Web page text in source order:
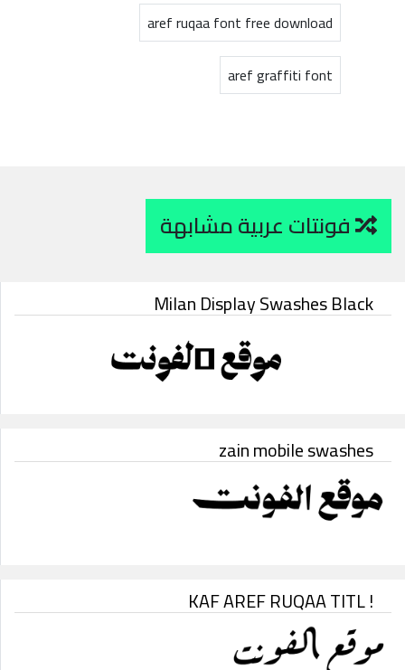
aref ruqaa font free download
aref graffiti font
Milan Display Swashes Black
zain mobile swashes
KAF AREF RUQAA TITL !